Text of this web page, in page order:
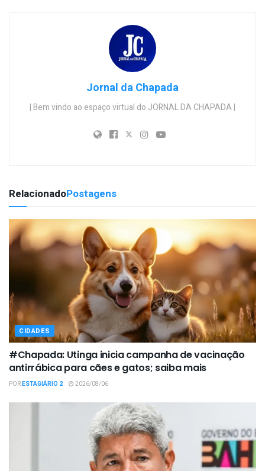
Jornal da Chapada
| Bem vindo ao espaço virtual do JORNAL DA CHAPADA |
RelacionadoPostagens
CIDADES
#Chapada: Utinga inicia campanha de vacinação
antirrábica para cães e gatos; saiba mais
PORESTAGIÁRIO 2 2026/08/06